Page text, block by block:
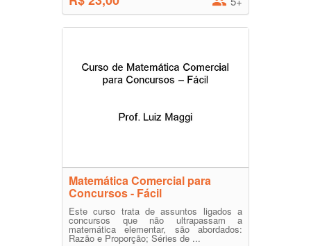
Matemática Comercial para
Concursos - Fácil
Este curso trata de assuntos ligados a
concursos que não ultrapassam a
matemática elementar, são abordados:
Razão e Proporção; Séries de ...